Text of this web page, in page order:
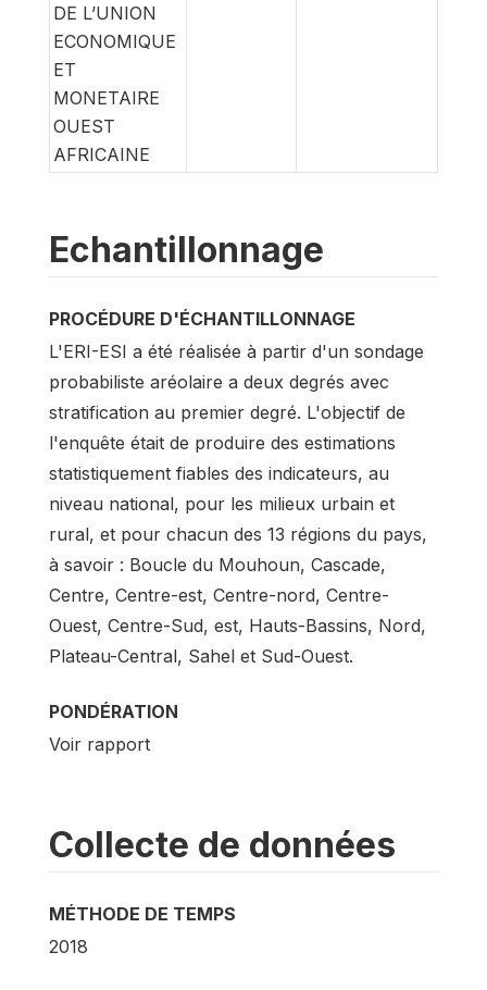
DE L’UNION
ECONOMIQUE
ET
MONETAIRE
OUEST
AFRICAINE
Echantillonnage
PROCÉDURE D'ÉCHANTILLONNAGE
L'ERI-ESI a été réalisée à partir d'un sondage
probabiliste aréolaire a deux degrés avec
stratification au premier degré. L'objectif de
l'enquête était de produire des estimations
statistiquement fiables des indicateurs, au
niveau national, pour les milieux urbain et
rural, et pour chacun des 13 régions du pays,
à savoir : Boucle du Mouhoun, Cascade,
Centre, Centre-est, Centre-nord, Centre-
Ouest, Centre-Sud, est, Hauts-Bassins, Nord,
Plateau-Central, Sahel et Sud-Ouest.
PONDÉRATION
Voir rapport
Collecte de données
MÉTHODE DE TEMPS
2018